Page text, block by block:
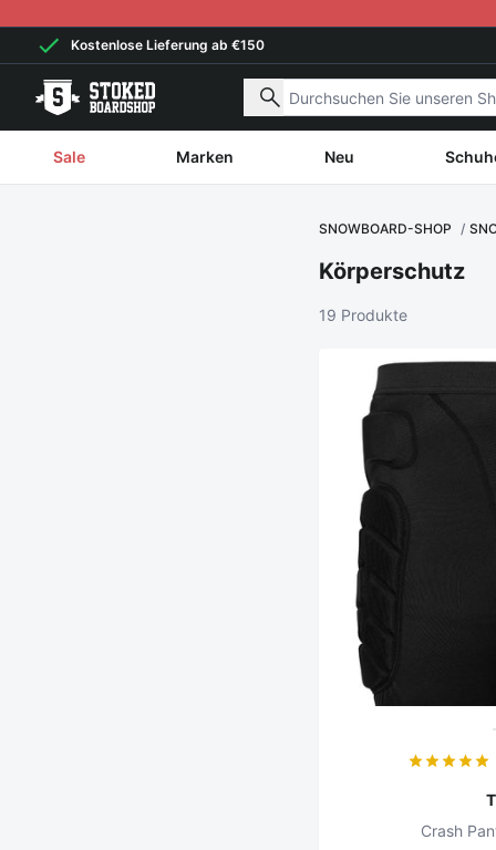
Kostenlose Lieferung ab €150
Nach Produkten suchen
Sale Marken Neu
SNOWBOARD-SHOP
Körperschutz
19 Produkte
Crash